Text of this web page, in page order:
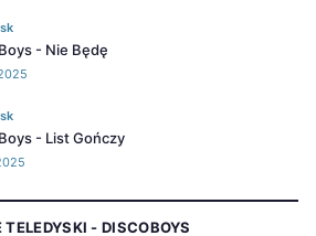
- Nie Będę
- List Gończy
- DISCOBOYS